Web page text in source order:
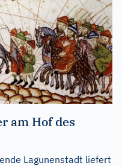
am Hof des
Lagunenstadt liefert